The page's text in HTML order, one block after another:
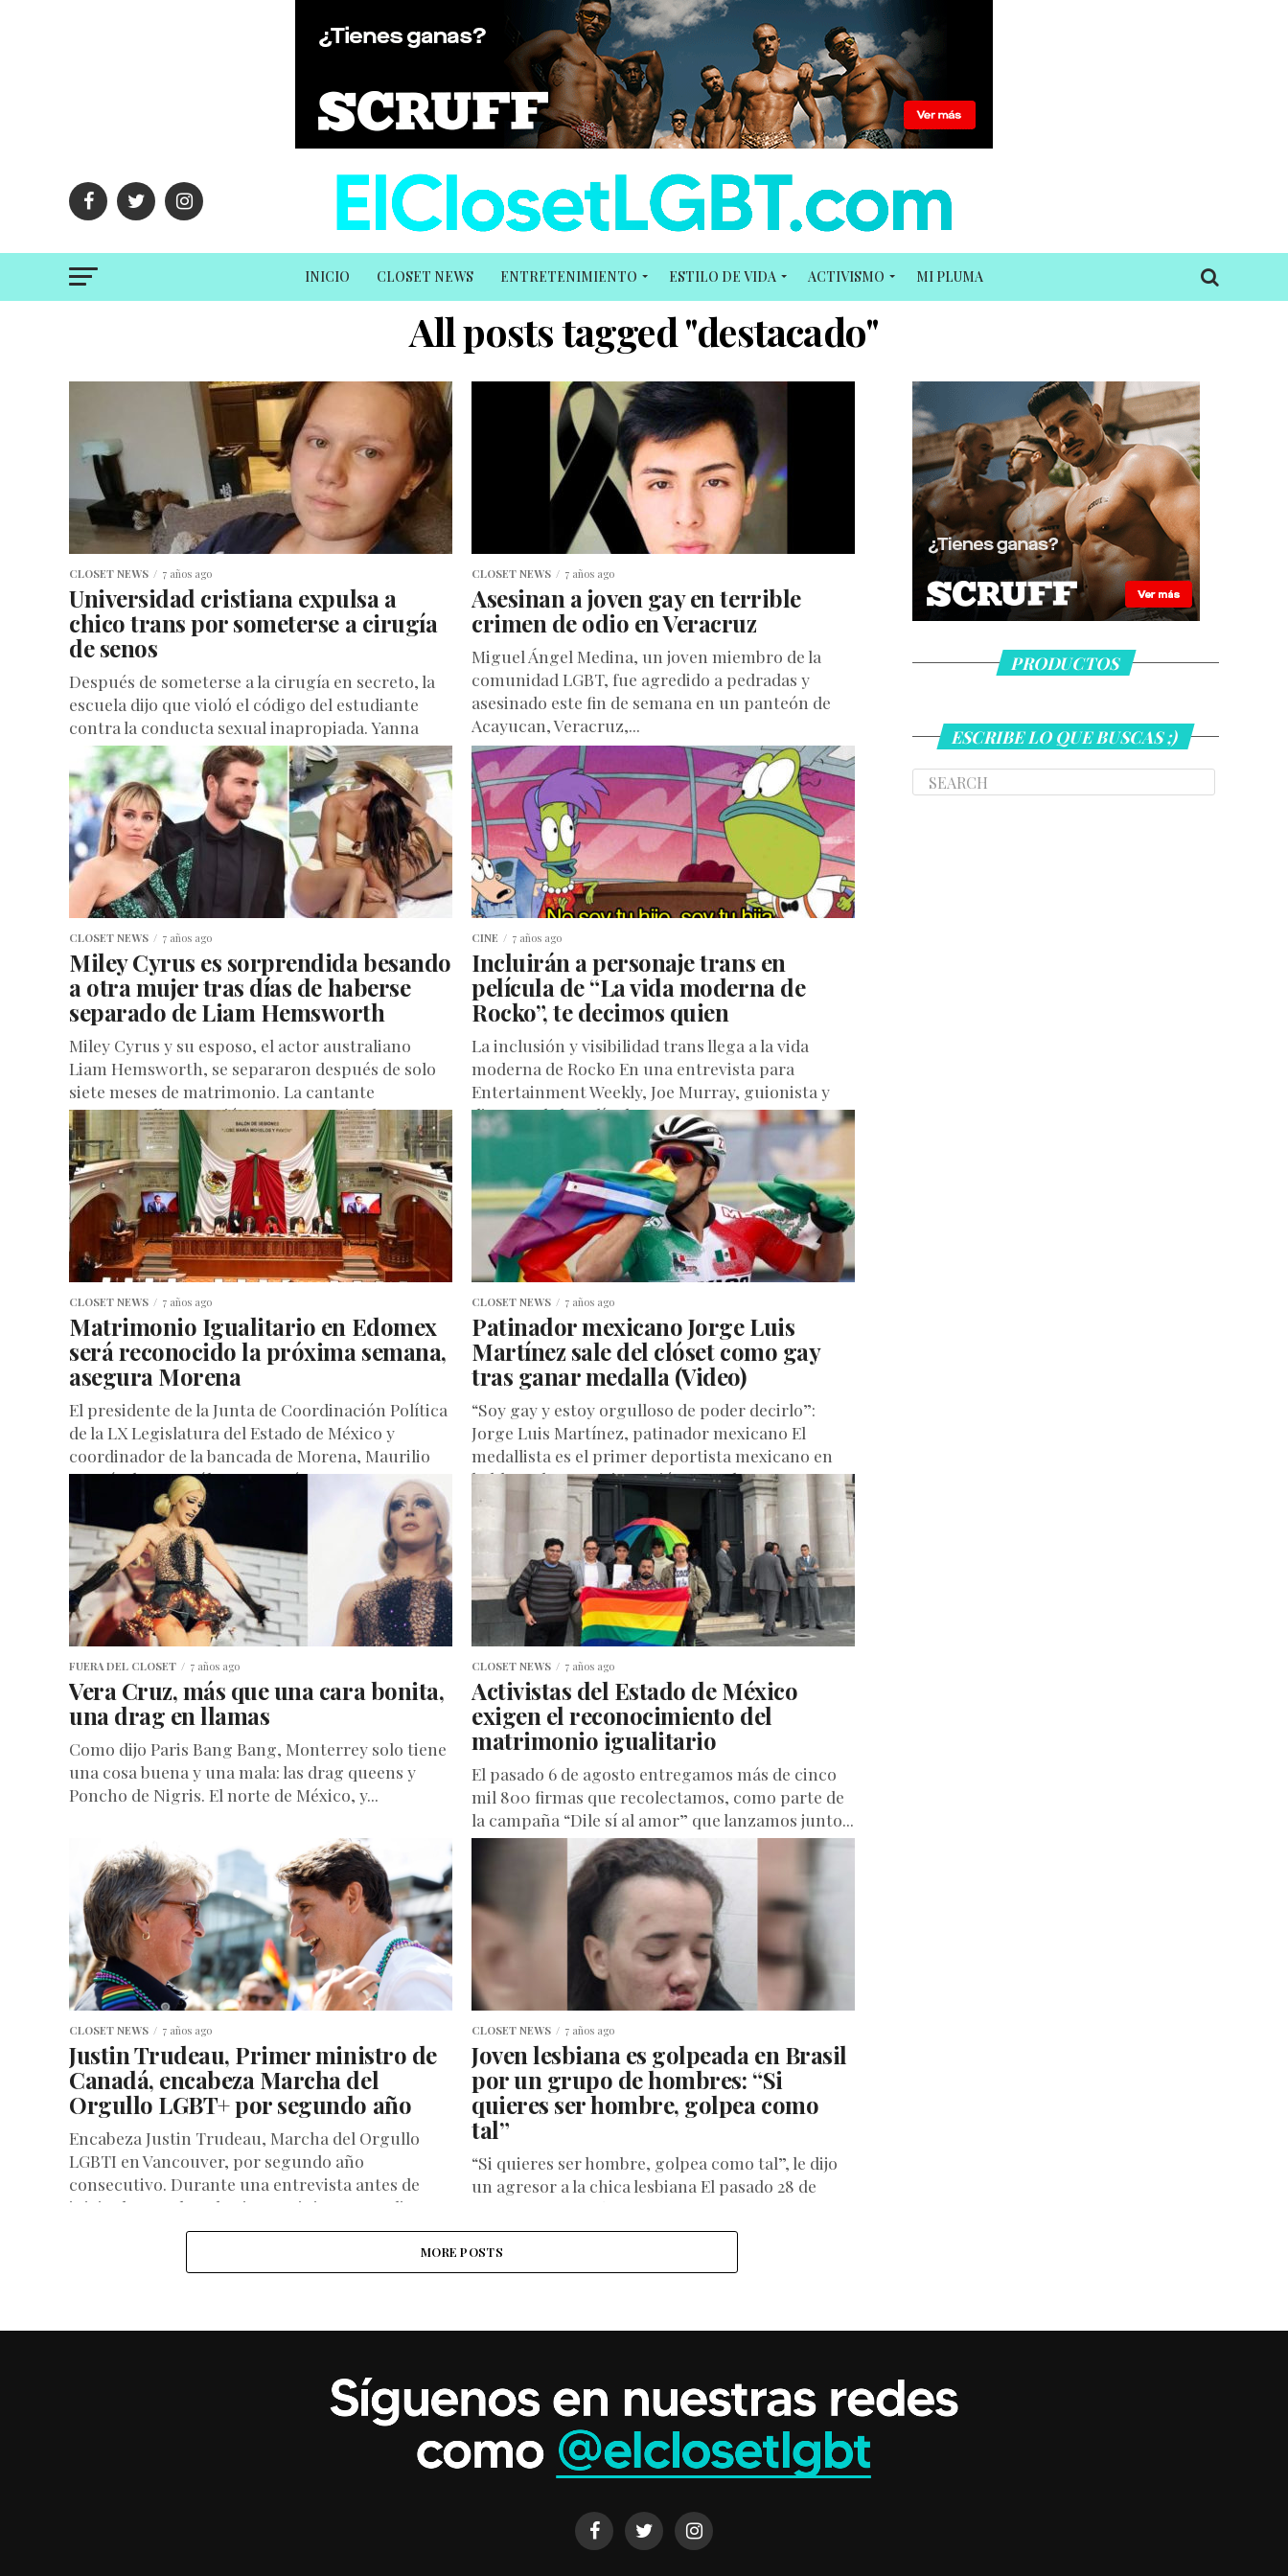
INICIO CLOSET NEWS ENTRETENIMIENTO ESTILO DE VIDA ACTIVISMO MI PLUMA
All posts tagged "destacado"
CLOSET NEWS 7 años ago
Universidad cristiana expulsa a
chico trans por someterse a cirugía
de senos
Después de someterse a la cirugía en secreto, la
escuela dijo que violó el código del estudiante
contra la conducta sexual inapropiada. Yanna
Awtrey, es un...
CLOSET NEWS 7 años ago
Asesinan a joven gay en terrible
crimen de odio en Veracruz
Miguel Ángel Medina, un joven miembro de la
comunidad LGBT, fue agredido a pedradas y
asesinado este fin de semana en un panteón de
Acayucan, Veracruz,...
CLOSET NEWS 7 años ago
Miley Cyrus es sorprendida besando
a otra mujer tras días de haberse
separado de Liam Hemsworth
Miley Cyrus y su esposo, el actor australiano
Liam Hemsworth, se separaron después de solo
siete meses de matrimonio. La cantante
superestrella anunció en un comunicado...
CINE 7 años ago
Incluirán a personaje trans en
película de “La vida moderna de
Rocko”, te decimos quien
La inclusión y visibilidad trans llega a la vida
moderna de Rocko En una entrevista para
Entertainment Weekly, Joe Murray, guionista y
director de la película...
CLOSET NEWS 7 años ago
Matrimonio Igualitario en Edomex
será reconocido la próxima semana,
asegura Morena
El presidente de la Junta de Coordinación Política
de la LX Legislatura del Estado de México y
coordinador de la bancada de Morena, Maurilio
Hernández González, aseguró que...
CLOSET NEWS 7 años ago
Patinador mexicano Jorge Luis
Martínez sale del clóset como gay
tras ganar medalla (Video)
“Soy gay y estoy orgulloso de poder decirlo”:
Jorge Luis Martínez, patinador mexicano El
medallista es el primer deportista mexicano en
hablar sobre su orientación sexual....
FUERA DEL CLOSET 7 años ago
Vera Cruz, más que una cara bonita,
una drag en llamas
Como dijo Paris Bang Bang, Monterrey solo tiene
una cosa buena y una mala: las drag queens y
Poncho de Nigris. El norte de México, y...
CLOSET NEWS 7 años ago
Activistas del Estado de México
exigen el reconocimiento del
matrimonio igualitario
El pasado 6 de agosto entregamos más de cinco
mil 800 firmas que recolectamos, como parte de
la campaña “Dile sí al amor” que lanzamos junto...
CLOSET NEWS 7 años ago
Justin Trudeau, Primer ministro de
Canadá, encabeza Marcha del
Orgullo LGBT+ por segundo año
Encabeza Justin Trudeau, Marcha del Orgullo
LGBTI en Vancouver, por segundo año
consecutivo. Durante una entrevista antes de
iniciar la marcha, el primer ministro canadiense
CLOSET NEWS 7 años ago
Joven lesbiana es golpeada en Brasil
por un grupo de hombres: “Si
quieres ser hombre, golpea como
tal”
“Si quieres ser hombre, golpea como tal”, le dijo
un agresor a la chica lesbiana El pasado 28 de
MORE POSTS
PRODUCTOS
ESCRIBE LO QUE BUSCAS ;)